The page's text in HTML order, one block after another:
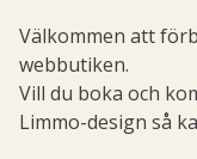
Välkommen att
webbutiken.
Vill du boka och
Limmo-design så